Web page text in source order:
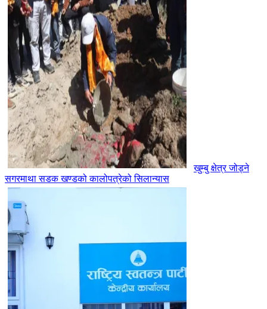
खुम्बु क्षेत्र जोड्ने
सगरमाथा सडक खण्डको कालोपत्रेको सिलान्यास